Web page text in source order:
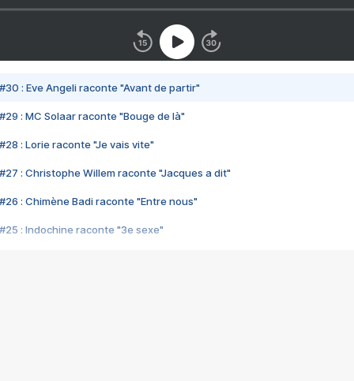
#30 : Eve Angeli raconte "Avant de partir"
#29 : MC Solaar raconte "Bouge de là"
#28 : Lorie raconte "Je vais vite"
#27 : Christophe Willem raconte "Jacques a dit"
#26 : Chimène Badi raconte "Entre nous"
#25 : Indochine raconte "3e sexe"